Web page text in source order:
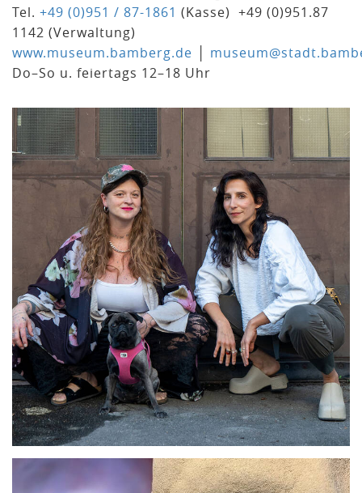
Tel. +49 (0)951 / 87-1861 (Kasse) +49 (0)951.87
1142 (Verwaltung)
www.museum.bamberg.de
Do–So u. feiertags 12–18 Uhr